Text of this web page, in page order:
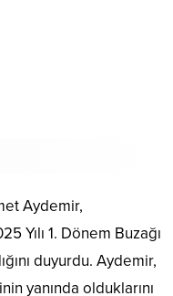
Aydemir,
Yılı 1. Dönem Buzağı
duyurdu. Aydemir,
yanında olduklarını